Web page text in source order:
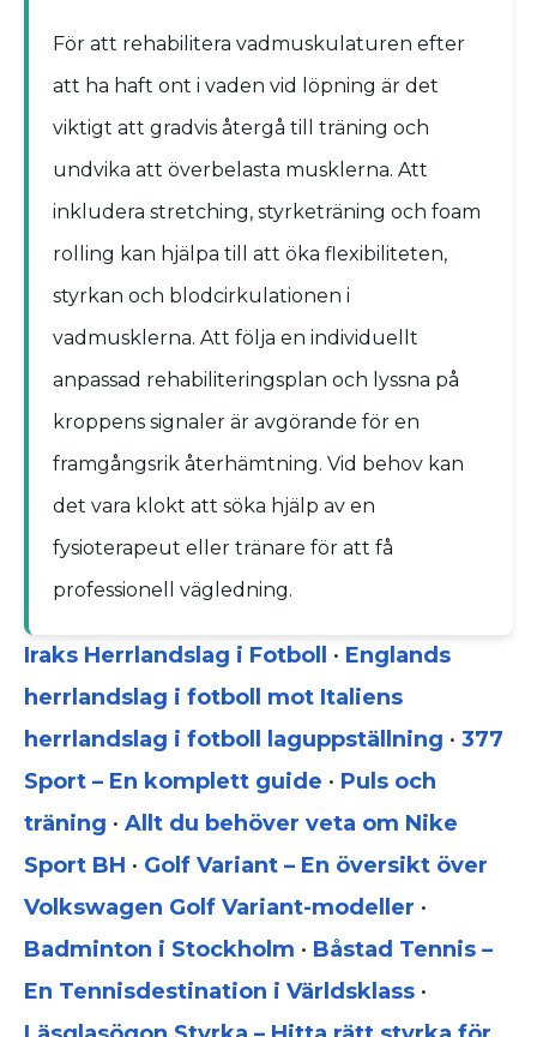
För att rehabilitera vadmuskulaturen efter
att ha haft ont i vaden vid löpning är det
viktigt att gradvis återgå till träning och
undvika att överbelasta musklerna. Att
inkludera stretching, styrketräning och foam
rolling kan hjälpa till att öka flexibiliteten,
styrkan och blodcirkulationen i
vadmusklerna. Att följa en individuellt
anpassad rehabiliteringsplan och lyssna på
kroppens signaler är avgörande för en
framgångsrik återhämtning. Vid behov kan
det vara klokt att söka hjälp av en
fysioterapeut eller tränare för att få
professionell vägledning.
Iraks Herrlandslag i Fotboll • Englands
herrlandslag i fotboll mot Italiens
herrlandslag i fotboll laguppställning • 377
Sport – En komplett guide • Puls och
träning • Allt du behöver veta om Nike
Sport BH • Golf Variant – En översikt över
Volkswagen Golf Variant-modeller •
Badminton i Stockholm • Båstad Tennis –
En Tennisdestination i Världsklass •